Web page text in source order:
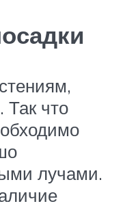
Так что
лучами.